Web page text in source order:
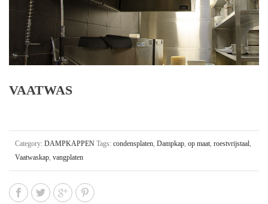
VAATWAS
Category: DAMPKAPPEN Tags: condensplaten, Dampkap, op maat, roestvrijstaal,
Vaatwaskap, vangplaten